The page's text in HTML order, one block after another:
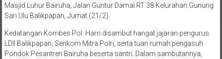
Masjid Luhur Bairuha, Jalan Guntur Damai RT 38 Kelurahan Gunung
Sari Ulu Balikpapan, Jumat (21/2).
Kedatangan Kombes Pol. Harri disambut hangat jajaran pengurus
LDII Balikpapan, Senkom Mitra Polri, serta tuan rumah pengasuh
Pondok Pesantren Bairuha beserta santri. Dalam sambutannya,